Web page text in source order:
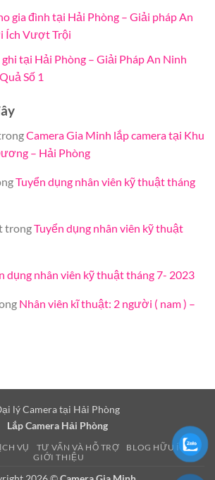
gia đình tại Hải Phòng – Giải pháp An
Ích Vượt Trội
ghi tại Hải Phòng – Giải Pháp An Ninh
Số 1
Camera Gia Minh lắp camera tại Khu
– Hải Phòng
Tuyển dụng nhân viên kỹ thuật tháng
trongTuyển dụng nhân viên kỹ thuật
dụng nhân viên kỹ thuật tháng 7- 2023
Nhân viên kĩ thuật: 2 người ( nam ) –
lý Camera tại Hải Phòng
Lắp Camera Hải Phòng
VỤ TƯ VẤN VÀ HỖ TRỢ
BLOG HỮU ÍCH
GIỚI THIỆU